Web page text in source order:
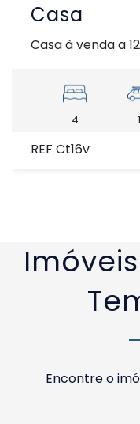
Casa
Casa à venda a
4 1
REF Ct16v
Encontre o